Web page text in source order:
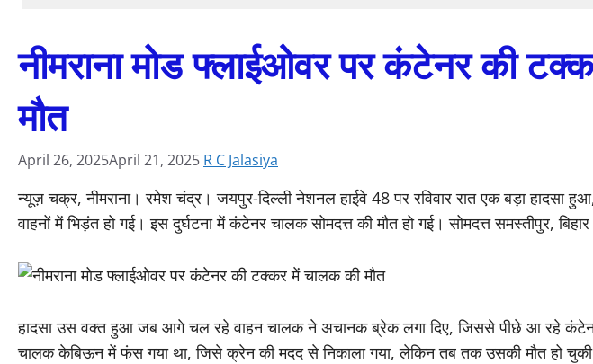
नीमराना मोड फ्लाईओवर पर कंटेनर की
मौत
April 26, 2025April 21, 2025 R C Jalasiya
न्यूज़ चक्र, नीमराना। रमेश चंद्र। जयपुर-दिल्ली नेशनल हाईवे 48 पर रविवार रात एक बड़ा हादसा
वाहनों में भिड़ंत हो गई। इस दुर्घटना में कंटेनर चालक सोमदत्त की मौत हो गई। सोमदत्त समस्तीपुर,
हादसा उस वक्त हुआ जब आगे चल रहे वाहन चालक ने अचानक ब्रेक लगा दिए, जिससे पीछे आ रहे
चालक केबिऊन में फंस गया था, जिसे क्रेन की मदद से निकाला गया, लेकिन तब तक उसकी मौत हो